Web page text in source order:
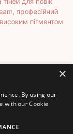
Для Повік
Макіяж З
×
By using our
with our Cookie